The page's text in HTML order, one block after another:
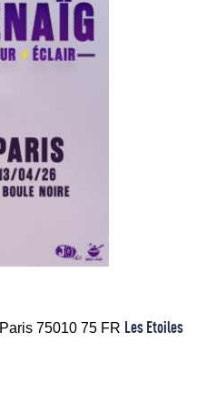
Paris 75010 75 FR Les Etoiles